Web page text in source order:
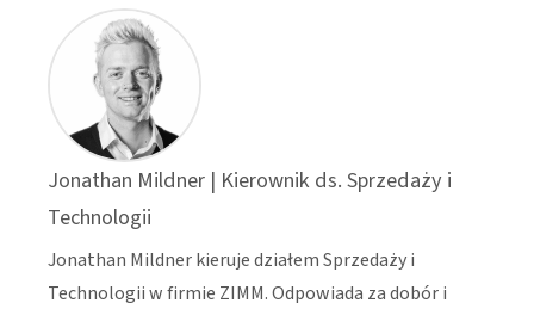
Jonathan Mildner | Kierownik ds. Sprzedaży i
Technologii
Jonathan Mildner kieruje działem Sprzedaży i
Technologii w firmie ZIMM. Odpowiada za dobór i